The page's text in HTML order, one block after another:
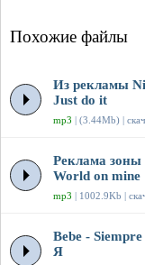
Похожие файлы
Из рекламы
Just do it
mp3 | (3.44Mb) |
Реклама
World on mine
mp3 | 1002.9Kb |
Bebe -
Я